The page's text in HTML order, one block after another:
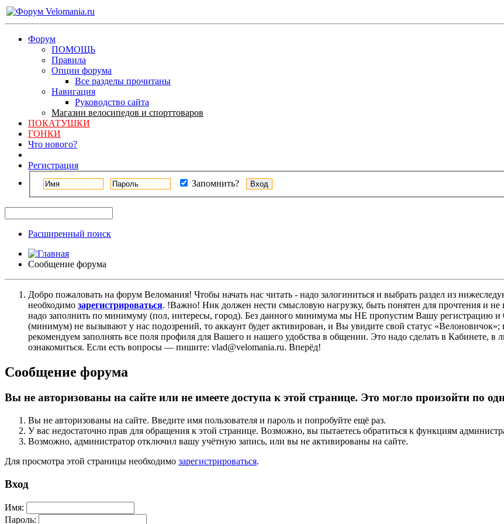
Форум
ПОМОЩЬ
Правила
Опции форума
Все разделы прочитаны
Навигация
Руководство сайта
Магазин велосипедов и спорттоваров
ПОКАТУШКИ
ГОНКИ
Что нового?
Регистрация
Запомнить?
Расширенный поиск
Сообщение форума
Добро пожаловать на форум Веломания! Чтобы начать нас читать - надо залогиниться и выбрать раздел из
необходимо зарегистрироваться. !Важно! Ник должен нести смысловую нагрузку, быть понятен для прочтения
надо заполнить по минимуму (пол, интересы, город). Без данного минимума мы НЕ пропустим Вашу регистрацию
(минимум) не вызывают у нас подозрений, то аккаунт будет активирован, и Вы увидите свой статус
рекомендуем заполнять все поля профиля для Вашего и нашего удобства в общении. Это надо сделать в Кабинете,
ознакомиться. Если есть вопросы — пишите: vlad@velomania.ru. Вперёд!
Сообщение форума
Вы не авторизованы на сайте или не имеете доступа к этой странице. Это могло произойти по
Вы не авторизованы на сайте. Введите имя пользователя и пароль и попробуйте ещё раз.
У вас недостаточно прав для обращения к этой странице. Возможно, вы пытаетесь обратиться к функциям
Возможно, администратор отключил вашу учётную запись, или вы не активированы на сайте.
Для просмотра этой страницы необходимо зарегистрироваться.
Вход
Имя:
Пароль: